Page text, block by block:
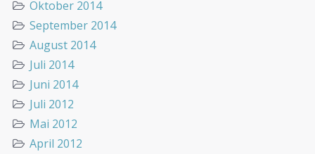
Oktober 2014
September 2014
August 2014
Juli 2014
Juni 2014
Juli 2012
Mai 2012
April 2012